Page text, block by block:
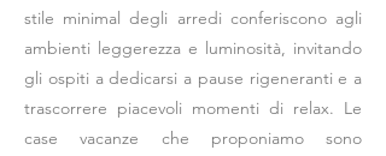
stile minimal degli arredi conferiscono agli
ambienti leggerezza e luminosità, invitando
gli ospiti a dedicarsi a pause rigeneranti e a
trascorrere piacevoli momenti di relax. Le
case vacanze che proponiamo sono